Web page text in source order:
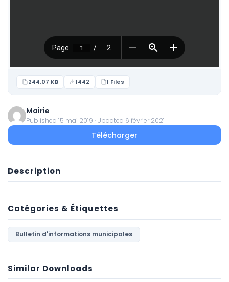
244.07 KB 1442 1 Files
Mairie
Published 15 mai 2019 · Updated 6 février 2021
Télécharger
Description
Catégories & Étiquettes
Bulletin d'informations municipales
Similar Downloads